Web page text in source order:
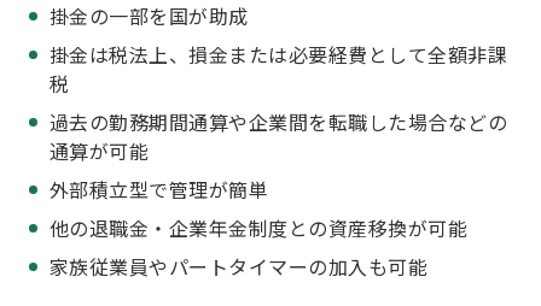
掛金の一部を国が助成
掛金は税法上、損金または必要経費として全額非課
税
過去の勤務期間通算や企業間を転職した場合などの
通算が可能
外部積立型で管理が簡単
他の退職金・企業年金制度との資産移換が可能
家族従業員やパートタイマーの加入も可能